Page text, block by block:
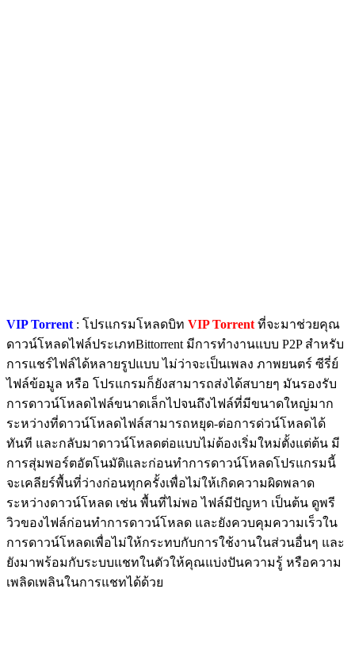
VIP Torrent: โปรแกรมโหลดบิท VIP Torrentที่จะมาช่วยคุณ
ดาวน์โหลดไฟล์ประเภทBittorrent มีการทำงานแบบ P2P สำหรับ
การแชร์ไฟล์ได้หลายรูปแบบ ไม่ว่าจะเป็นเพลง ภาพยนตร์ ซีรี่ย์
ไฟล์ข้อมูล หรือ โปรแกรมก็ยังสามารถส่งได้สบายๆ มันรองรับ
การดาวน์โหลดไฟล์ขนาดเล็กไปจนถึงไฟล์ที่มีขนาดใหญ่มาก
ระหว่างที่ดาวน์โหลดไฟล์สามารถหยุด-ต่อการด่วน์โหลดได้
ทันที และกลับมาดาวน์โหลดต่อแบบไม่ต้องเริ่มใหม่ตั้งแต่ต้น มี
การสุ่มพอร์ตอัตโนมัติและก่อนทำการดาวน์โหลดโปรแกรมนี้
จะเคลียร์พื้นที่ว่างก่อนทุกครั้งเพื่อไม่ให้เกิดความผิดพลาด
ระหว่างดาวน์โหลด เช่น พื้นที่ไม่พอ ไฟล์มีปัญหา เป็นต้น ดูพรี
วิวของไฟล์ก่อนทำการดาวน์โหลด และยังควบคุมความเร็วใน
การดาวน์โหลดเพื่อไม่ให้กระทบกับการใช้งานในส่วนอื่นๆ และ
ยังมาพร้อมกับระบบแชทในตัวให้คุณแบ่งปันความรู้ หรือความ
เพลิดเพลินในการแชทได้ด้วย